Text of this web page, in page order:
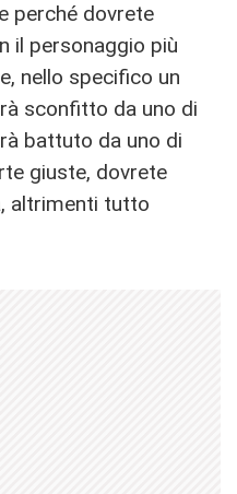
perché dovrete
il personaggio più
nello specifico un
sconfitto da uno di
battuto da uno di
giuste, dovrete
altrimenti tutto